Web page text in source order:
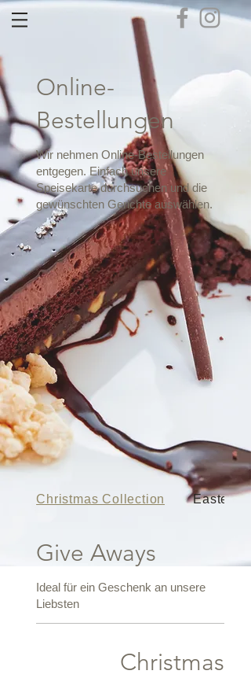
Online-
Bestellungen
Wir nehmen Online-Bestellungen
entgegen. Einfach unsere
Speisekarte durchsuchen und die
gewünschten Gerichte auswählen.
Give Aways
Ideal für ein Geschenk an unsere
Liebsten
Christmas
Christmas Collection Easter